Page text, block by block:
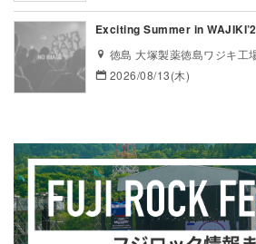
Exciting Summer in
徳島 大塚製薬徳島ワジキ工
2026/08/13(木)